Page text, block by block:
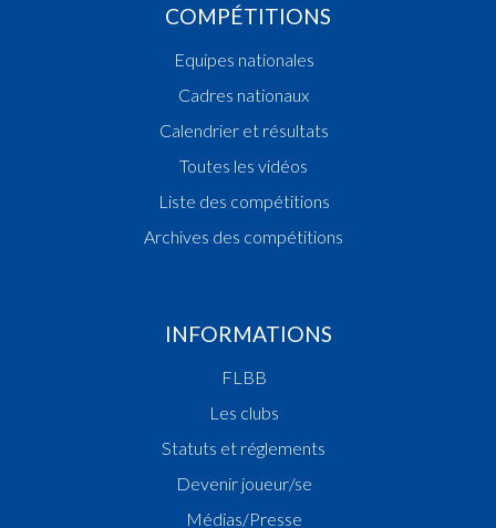
COMPÉTITIONS
Equipes nationales
Cadres nationaux
Calendrier et résultats
Toutes les vidéos
Liste des compétitions
Archives des compétitions
INFORMATIONS
FLBB
Les clubs
Statuts et réglements
Devenir joueur/se
Médias/Presse